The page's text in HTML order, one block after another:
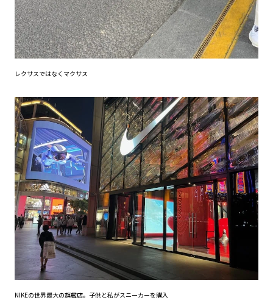
レクサスではなくマクサス
NIKEの世界最大の旗艦店。子供と私がスニーカーを購入